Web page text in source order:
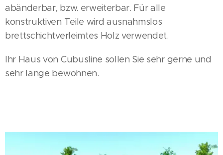
abänderbar, bzw. erweiterbar. Für alle
konstruktiven Teile wird ausnahmslos
brettschichtverleimtes Holz verwendet.
Ihr Haus von Cubusline sollen Sie sehr gerne und
sehr lange bewohnen.